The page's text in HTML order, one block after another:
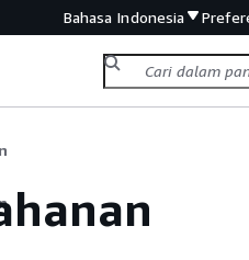
Bahasa Indonesia